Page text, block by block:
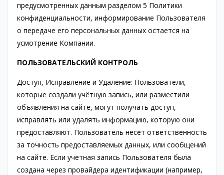
предусмотренных данным разделом 5 Политики
конфиденциальности, информирование Пользователя
о передаче его персональных данных остается на
усмотрение Компании.
ПОЛЬЗОВАТЕЛЬСКИЙ КОНТРОЛЬ
Доступ, Исправление и Удаление: Пользователи,
которые создали учётную запись, или разместили
объявления на сайте, могут получать доступ,
исправлять или удалять информацию, которую они
предоставляют. Пользователь несет ответственность
за точность предоставляемых данных, или сообщений
на сайте. Если учетная запись Пользователя была
создана через провайдера идентификации (например,